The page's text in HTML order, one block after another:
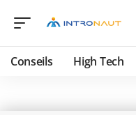
Conseils High Tech